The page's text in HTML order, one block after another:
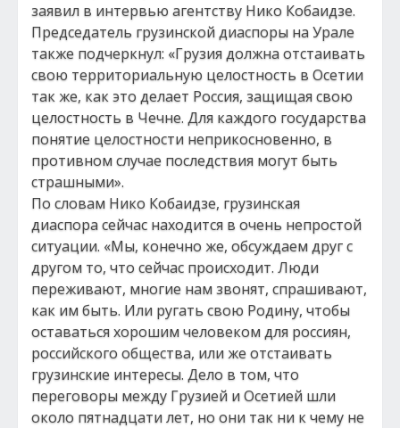
заявил в интервью агентству Нико Кобаидзе.
Председатель грузинской диаспоры на Урале
также подчеркнул: «Грузия должна отстаивать
свою территориальную целостность в Осетии
так же, как это делает Россия, защищая свою
целостность в Чечне. Для каждого государства
понятие целостности неприкосновенно, в
противном случае последствия могут быть
страшными».
По словам Нико Кобаидзе, грузинская
диаспора сейчас находится в очень непростой
ситуации. «Мы, конечно же, обсуждаем друг с
другом то, что сейчас происходит. Люди
переживают, многие нам звонят, спрашивают,
как им быть. Или ругать свою Родину, чтобы
оставаться хорошим человеком для россиян,
российского общества, или же отстаивать
грузинские интересы. Дело в том, что
переговоры между Грузией и Осетией шли
около пятнадцати лет, но они так ни к чему не